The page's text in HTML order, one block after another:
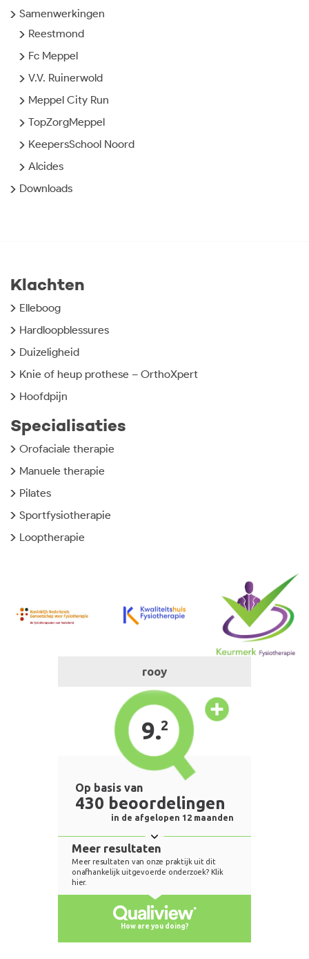
Samenwerkingen
Reestmond
Fc Meppel
V.V. Ruinerwold
Meppel City Run
TopZorgMeppel
KeepersSchool Noord
Alcides
Downloads
Klachten
Elleboog
Hardloopblessures
Duizeligheid
Knie of heup prothese – OrthoXpert
Hoofdpijn
Specialisaties
Orofaciale therapie
Manuele therapie
Pilates
Sportfysiotherapie
Looptherapie